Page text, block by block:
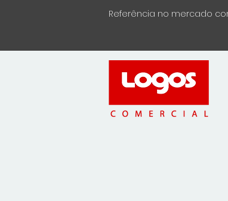
Referência no mercado